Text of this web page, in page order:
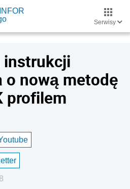
Serwisy
nową metodę
profilem